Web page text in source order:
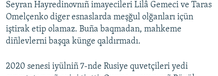
Seyran Hayredinovnıñ imayecileri Lilâ Gemeci ve Taras
Omelçenko diger esnaslarda meşğul olğanları içün
iştirak etip olamaz. Buña baqmadan, mahkeme
diñlevlerni başqa künge qaldırmadı.
2020 senesi iyülniñ 7-nde Rusiye quvetçileri yedi